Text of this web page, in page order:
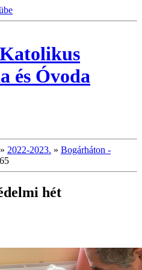
és Óvoda
» 2022-2023. » Bogárháton -
hét